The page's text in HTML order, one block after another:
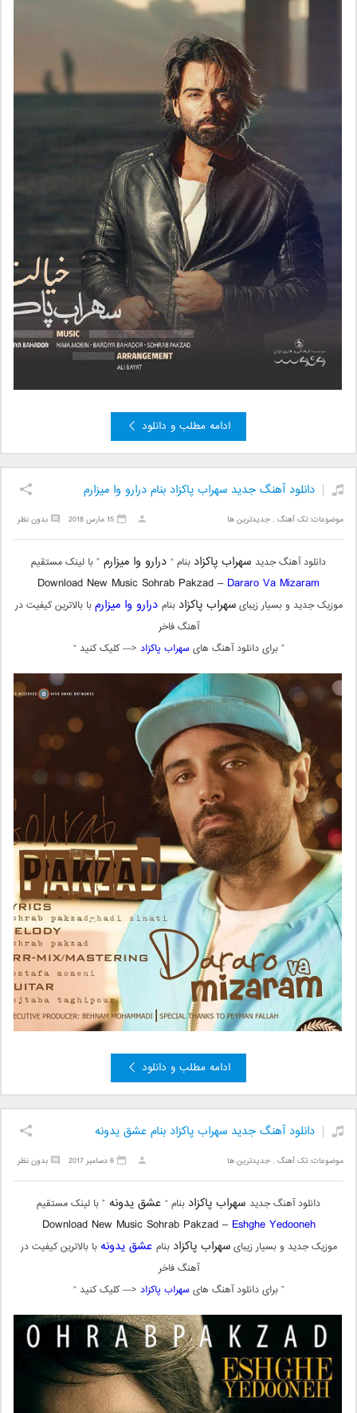
ادامه مطلب و دانلود
دانلود آهنگ جدید سهراب پاکزاد بنام درارو وا میزارم
موضوعات:تک آهنگ ,جدیدترین ها بدون نظر 15 مارس 2018
دانلود آهنگ جدید سهراب پاکزاد بنام “ درارو وا میزارم ” با لینک مستقیم
Download New Music Sohrab Pakzad – Dararo Va Mizaram
موزیک جدید و بسیار زیبایسهراب پاکزاد بنام درارو وا میزارمبا بالاترین کیفیت در
آهنگ فاخر
” برای دانلود آهنگ هایسهراب پاکزاد <— کلیک کنید “
ادامه مطلب و دانلود
دانلود آهنگ جدید سهراب پاکزاد بنام عشق یدونه
موضوعات:تک آهنگ ,جدیدترین ها بدون نظر 6 دسامبر 2017
دانلود آهنگ جدید سهراب پاکزاد بنام “ عشق یدونه ” با لینک مستقیم
Download New Music Sohrab Pakzad – Eshghe Yedooneh
موزیک جدید و بسیار زیبایسهراب پاکزاد بنام عشق یدونهبا بالاترین کیفیت در
آهنگ فاخر
” برای دانلود آهنگ هایسهراب پاکزاد <— کلیک کنید “